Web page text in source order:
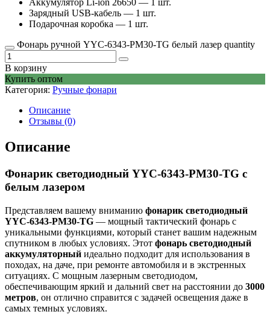
Аккумулятор Li-ion 26650 — 1 шт.
Зарядный USB-кабель — 1 шт.
Подарочная коробка — 1 шт.
Фонарь ручной YYC-6343-PM30-TG белый лазер quantity
В корзину
Купить оптом
Категория: Ручные фонари
Описание
Отзывы (0)
Описание
Фонарик светодиодный YYC-6343-PM30-TG с
белым лазером
Представляем вашему вниманию фонарик светодиодный
YYC-6343-PM30-TG — мощный тактический фонарь с
уникальными функциями, который станет вашим надежным
спутником в любых условиях. Этот фонарь светодиодный
аккумуляторный идеально подходит для использования в
походах, на даче, при ремонте автомобиля и в экстренных
ситуациях. С мощным лазерным светодиодом,
обеспечивающим яркий и дальний свет на расстоянии до 3000
метров, он отлично справится с задачей освещения даже в
самых темных условиях.